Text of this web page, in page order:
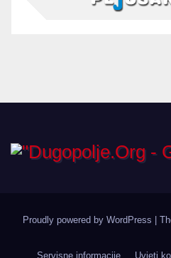
Proudly powered by WordPress |
Servisne informacije Uvjeti